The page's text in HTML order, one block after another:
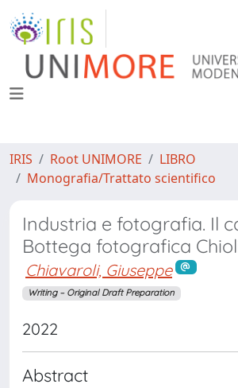
IRIS Root UNIMORE
LIBRO
Monografia/Trattato scientifico
Industria e fotografia. Il
Bottega fotografica
Chiavaroli, Giuseppe
Writing – Original Draft Preparation
2022
Abstract